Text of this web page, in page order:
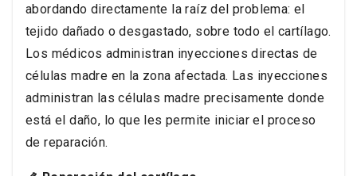
abordando directamente la raíz del problema: el
tejido dañado o desgastado, sobre todo el cartílago.
Los médicos administran inyecciones directas de
células madre en la zona afectada. Las inyecciones
administran las células madre precisamente donde
está el daño, lo que les permite iniciar el proceso
de reparación.